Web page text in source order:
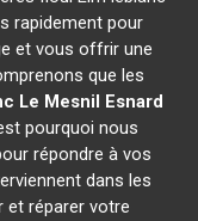
rapidement pour
et vous offrir une
que les
Le Mesnil Esnard
pourquoi nous
répondre à vos
dans les
et réparer votre